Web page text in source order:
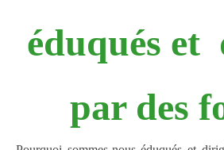
éduqués et
par des